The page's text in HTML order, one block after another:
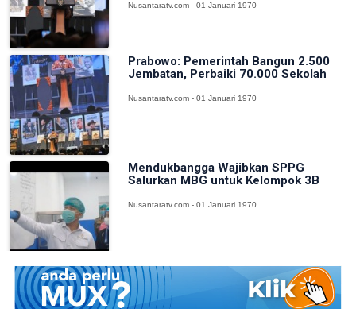
Nusantaratv.com - 01 Januari 1970
Prabowo: Pemerintah Bangun 2.500
Jembatan, Perbaiki 70.000 Sekolah
Nusantaratv.com - 01 Januari 1970
Mendukbangga Wajibkan SPPG
Salurkan MBG untuk Kelompok 3B
Nusantaratv.com - 01 Januari 1970